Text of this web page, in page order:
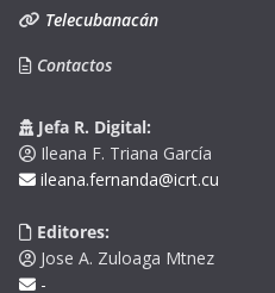
Telecubanacán
Contactos
Jefa R. Digital:
Ileana F. Triana García
ileana.fernanda@icrt.cu
Editores:
Jose A. Zuloaga Mtnez
-